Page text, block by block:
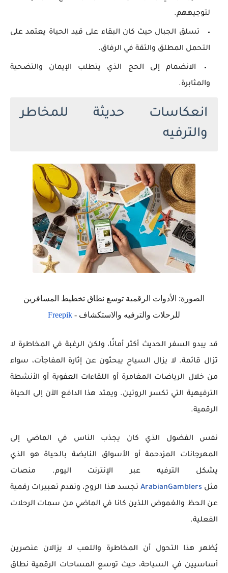
لتوجيههم.
تسلق الجبال حيث كان البقاء على قيد الحياة يعتمد على
التحمل المطلق والثقة في الرفاق.
الانضمام إلى الحج الذي يتطلب الإيمان والتضحية
والمثابرة.
انعكاسات حديثة للمخاطر
والترفيه
الصورة: الأدوات الرقمية توسع نطاق تخطيط المسافرين
للرحلات والترفيه والاستكشاف - Freepik
قد يبدو السفر الحديث أكثر أمانًا، ولكن الرغبة في المخاطرة لا
تزال قائمة. لا يزال السياح يبحثون عن إثارة المفاجآت، سواء
من خلال الرياضات المغامرة أو اللقاءات العفوية أو الأنشطة
الترفيهية التي تكسر الروتين. ويمتد هذا الدافع الآن إلى الحياة
الرقمية.
نفس الفضول الذي كان يجذب الناس في الماضي إلى
المهرجانات المزدحمة أو الأسواق النابضة بالحياة هو الذي
يشكل الترفيه عبر الإنترنت اليوم. منصات
مثل ArabianGamblers تجسد هذا الروح، وتقدم تعبيرات رقمية
عن الحظ والغموض اللذين كانا في الماضي من سمات الرحلات
الفعلية.
يُظهر هذا التحول أن المخاطرة واللعب لا يزالان عنصرين
أساسيين في السياحة، حيث توسع المساحات الرقمية نطاق